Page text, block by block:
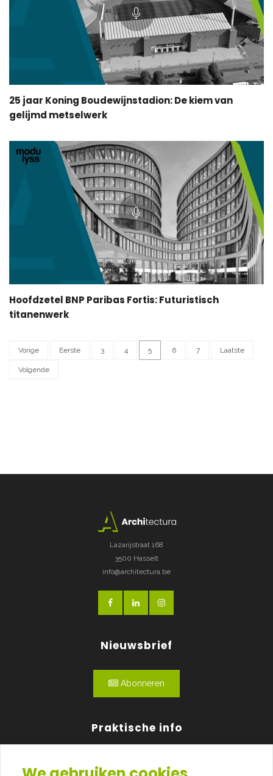
25 jaar Koning Boudewijnstadion: De kiem van
gelijmd metselwerk
Hoofdzetel BNP Paribas Fortis: Futuristisch
titanenwerk
Vorige Eerste 3 4 5 6 7 Laatste
Volgende
Lazarijstraat 168
3500 Hasselt
info@architectura.be
Nieuwsbrief
Abonneren
Praktische info